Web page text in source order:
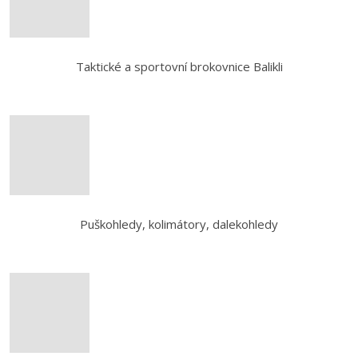
Taktické a sportovní brokovnice Balikli
Puškohledy, kolimátory, dalekohledy